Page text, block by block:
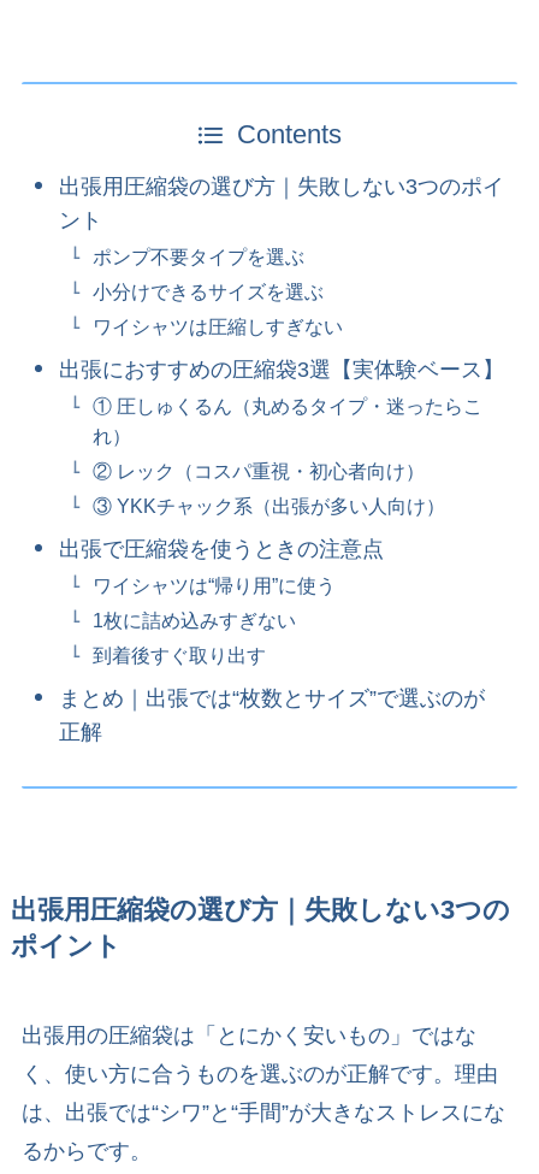
Contents
出張用圧縮袋の選び方｜失敗しない3つのポイ
ント
ポンプ不要タイプを選ぶ
小分けできるサイズを選ぶ
ワイシャツは圧縮しすぎない
出張におすすめの圧縮袋3選【実体験ベース】
① 圧しゅくるん（丸めるタイプ・迷ったらこ
れ）
② レック（コスパ重視・初心者向け）
③ YKKチャック系（出張が多い人向け）
出張で圧縮袋を使うときの注意点
ワイシャツは“帰り用”に使う
1枚に詰め込みすぎない
到着後すぐ取り出す
まとめ｜出張では“枚数とサイズ”で選ぶのが
正解
出張用圧縮袋の選び方｜失敗しない3つの
ポイント
出張用の圧縮袋は「とにかく安いもの」ではな
く、使い方に合うものを選ぶのが正解です。理由
は、出張では“シワ”と“手間”が大きなストレスにな
るからです。